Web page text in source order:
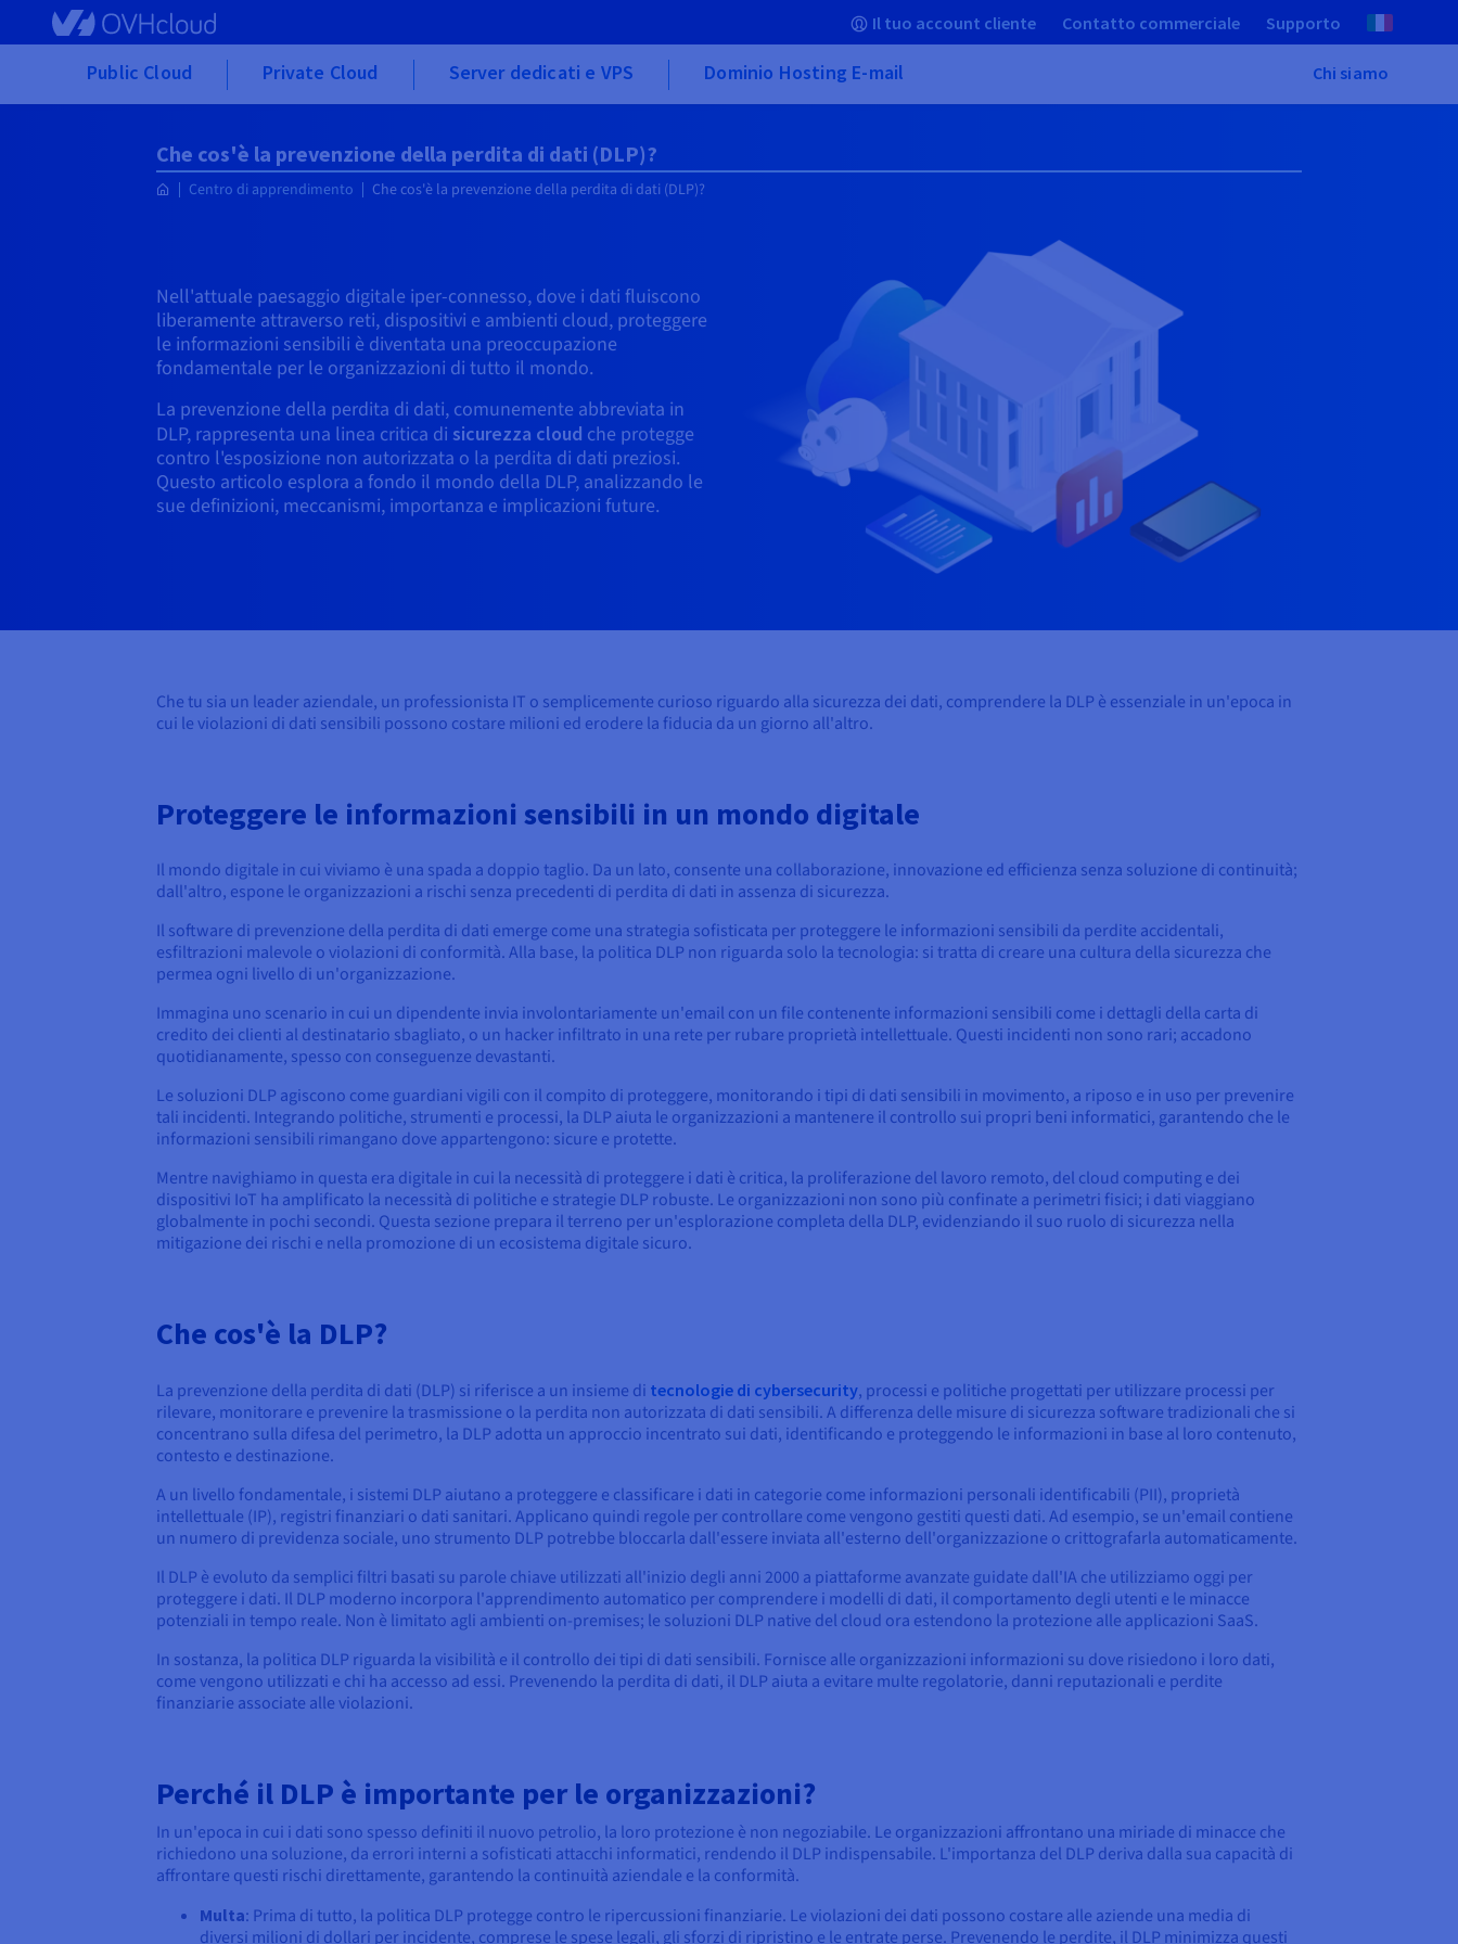
Skip to main content Il tuo account cliente Contatto commerciale Supporto
Public Cloud Private Cloud Server dedicati e VPS Dominio Hosting E-mail Chi siamo
Che cos'è la prevenzione della perdita di dati (DLP)?
Centro di apprendimento Che cos'è la prevenzione della perdita di dati (DLP)?
Nell'attuale paesaggio digitale iper-connesso, dove i dati fluiscono
liberamente attraverso reti, dispositivi e ambienti cloud, proteggere
le informazioni sensibili è diventata una preoccupazione
fondamentale per le organizzazioni di tutto il mondo.
La prevenzione della perdita di dati, comunemente abbreviata in
DLP, rappresenta una linea critica di sicurezza cloud che protegge
contro l'esposizione non autorizzata o la perdita di dati preziosi.
Questo articolo esplora a fondo il mondo della DLP, analizzando le
sue definizioni, meccanismi, importanza e implicazioni future.
Che tu sia un leader aziendale, un professionista IT o semplicemente curioso riguardo alla sicurezza dei dati, comprendere la DLP è essenziale in un'epoca in
cui le violazioni di dati sensibili possono costare milioni ed erodere la fiducia da un giorno all'altro.
Proteggere le informazioni sensibili in un mondo digitale
Il mondo digitale in cui viviamo è una spada a doppio taglio. Da un lato, consente una collaborazione, innovazione ed efficienza senza soluzione di continuità;
dall'altro, espone le organizzazioni a rischi senza precedenti di perdita di dati in assenza di sicurezza.
Il software di prevenzione della perdita di dati emerge come una strategia sofisticata per proteggere le informazioni sensibili da perdite accidentali,
esfiltrazioni malevole o violazioni di conformità. Alla base, la politica DLP non riguarda solo la tecnologia: si tratta di creare una cultura della sicurezza che
permea ogni livello di un'organizzazione.
Immagina uno scenario in cui un dipendente invia involontariamente un'email con un file contenente informazioni sensibili come i dettagli della carta di
credito dei clienti al destinatario sbagliato, o un hacker infiltrato in una rete per rubare proprietà intellettuale. Questi incidenti non sono rari; accadono
quotidianamente, spesso con conseguenze devastanti.
Le soluzioni DLP agiscono come guardiani vigili con il compito di proteggere, monitorando i tipi di dati sensibili in movimento, a riposo e in uso per prevenire
tali incidenti. Integrando politiche, strumenti e processi, la DLP aiuta le organizzazioni a mantenere il controllo sui propri beni informatici, garantendo che le
informazioni sensibili rimangano dove appartengono: sicure e protette.
Mentre navighiamo in questa era digitale in cui la necessità di proteggere i dati è critica, la proliferazione del lavoro remoto, del cloud computing e dei
dispositivi IoT ha amplificato la necessità di politiche e strategie DLP robuste. Le organizzazioni non sono più confinate a perimetri fisici; i dati viaggiano
globalmente in pochi secondi. Questa sezione prepara il terreno per un'esplorazione completa della DLP, evidenziando il suo ruolo di sicurezza nella
mitigazione dei rischi e nella promozione di un ecosistema digitale sicuro.
Che cos'è la DLP?
La prevenzione della perdita di dati (DLP) si riferisce a un insieme di tecnologie di cybersecurity, processi e politiche progettati per utilizzare processi per
rilevare, monitorare e prevenire la trasmissione o la perdita non autorizzata di dati sensibili. A differenza delle misure di sicurezza software tradizionali che si
concentrano sulla difesa del perimetro, la DLP adotta un approccio incentrato sui dati, identificando e proteggendo le informazioni in base al loro contenuto,
contesto e destinazione.
A un livello fondamentale, i sistemi DLP aiutano a proteggere e classificare i dati in categorie come informazioni personali identificabili (PII), proprietà
intellettuale (IP), registri finanziari o dati sanitari. Applicano quindi regole per controllare come vengono gestiti questi dati. Ad esempio, se un'email contiene
un numero di previdenza sociale, uno strumento DLP potrebbe bloccarla dall'essere inviata all'esterno dell'organizzazione o crittografarla automaticamente.
Il DLP è evoluto da semplici filtri basati su parole chiave utilizzati all'inizio degli anni 2000 a piattaforme avanzate guidate dall'IA che utilizziamo oggi per
proteggere i dati. Il DLP moderno incorpora l'apprendimento automatico per comprendere i modelli di dati, il comportamento degli utenti e le minacce
potenziali in tempo reale. Non è limitato agli ambienti on-premises; le soluzioni DLP native del cloud ora estendono la protezione alle applicazioni SaaS.
In sostanza, la politica DLP riguarda la visibilità e il controllo dei tipi di dati sensibili. Fornisce alle organizzazioni informazioni su dove risiedono i loro dati,
come vengono utilizzati e chi ha accesso ad essi. Prevenendo la perdita di dati, il DLP aiuta a evitare multe regolatorie, danni reputazionali e perdite
finanziarie associate alle violazioni.
Perché il DLP è importante per le organizzazioni?
In un'epoca in cui i dati sono spesso definiti il nuovo petrolio, la loro protezione è non negoziabile. Le organizzazioni affrontano una miriade di minacce che
richiedono una soluzione, da errori interni a sofisticati attacchi informatici, rendendo il DLP indispensabile. L'importanza del DLP deriva dalla sua capacità di
affrontare questi rischi direttamente, garantendo la continuità aziendale e la conformità.
Multa: Prima di tutto, la politica DLP protegge contro le ripercussioni finanziarie. Le violazioni dei dati possono costare alle aziende una media di
diversi milioni di dollari per incidente, comprese le spese legali, gli sforzi di ripristino e le entrate perse. Prevenendo le perdite, il DLP minimizza questi